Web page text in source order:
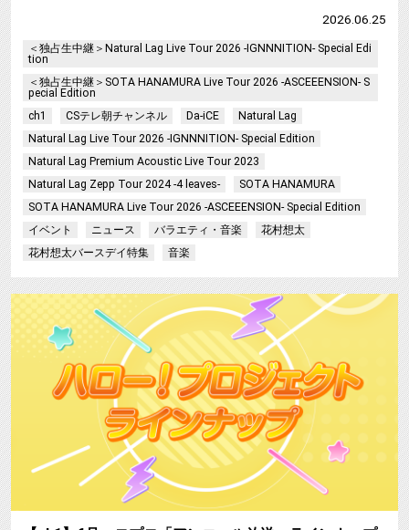
2026.06.25
＜独占生中継＞Natural Lag Live Tour 2026 -IGNNNITION- Special Edi
tion
＜独占生中継＞SOTA HANAMURA Live Tour 2026 -ASCEEENSION- S
pecial Edition
ch1
CSテレ朝チャンネル Da-iCE
Natural Lag
Natural Lag Live Tour 2026 -IGNNNITION- Special Edition
Natural Lag Premium Acoustic Live Tour 2023
Natural Lag Zepp Tour 2024 -4 leaves-
SOTA HANAMURA
SOTA HANAMURA Live Tour 2026 -ASCEEENSION- Special Edition
イベント
ニュース バラエティ・音楽
花村想太
花村想太バースデイ特集
音楽